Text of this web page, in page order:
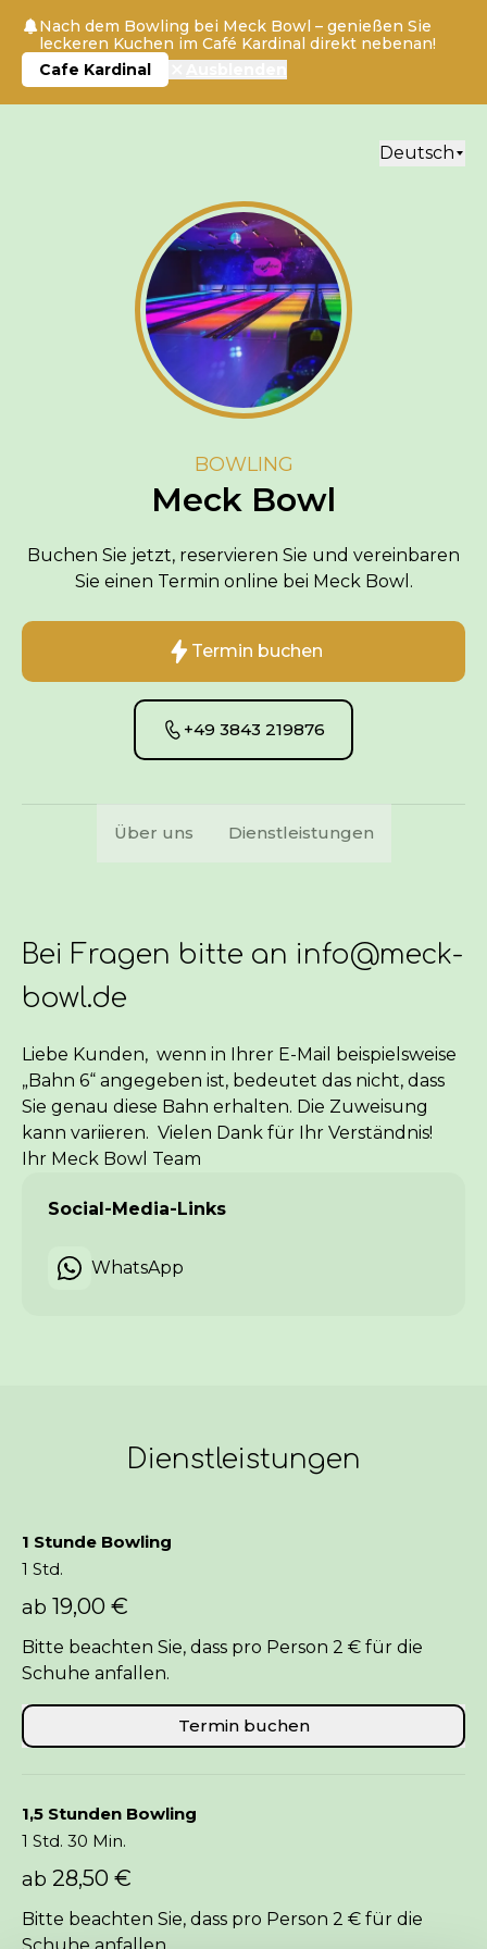
Nach dem Bowling bei Meck Bowl – genießen Sie
leckeren Kuchen im Café Kardinal direkt nebenan!
Cafe Kardinal
Deutsch
BOWLING
Meck Bowl
Buchen Sie jetzt, reservieren Sie und vereinbaren
Sie einen Termin online bei Meck Bowl.
Termin buchen
+49 3843 219876
Über uns Dienstleistungen
Bei Fragen bitte an info@meck-
bowl.de
Liebe Kunden,  wenn in Ihrer E-Mail beispielsweise
„Bahn 6“ angegeben ist, bedeutet das nicht, dass
Sie genau diese Bahn erhalten. Die Zuweisung
kann variieren.  Vielen Dank für Ihr Verständnis!
Ihr Meck Bowl Team
Social-Media-Links
WhatsApp
Dienstleistungen
1 Stunde Bowling
1 Std.
ab 19,00 €
Termin buchen
Bitte beachten Sie, dass pro Person 2 € für die
Schuhe anfallen.
1,5 Stunden Bowling
1 Std. 30 Min.
ab 28,50 €
Bitte beachten Sie, dass pro Person 2 € für die